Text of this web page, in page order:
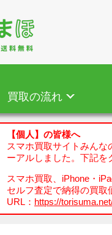
買取の流れ
【個人】の皆様へ
スマホ買取サイトみんな
ーアルしました。下記を
スマホ買取、iPhone・
セルフ査定で納得の買取
URL： https://